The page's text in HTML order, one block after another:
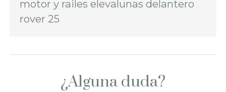
motor y railes elevalunas delantero
rover 25
¿Alguna duda?